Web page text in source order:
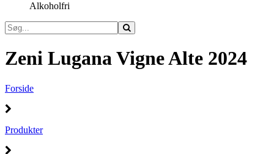
Alkoholfri
Zeni Lugana Vigne Alte 2024
Forside
Produkter